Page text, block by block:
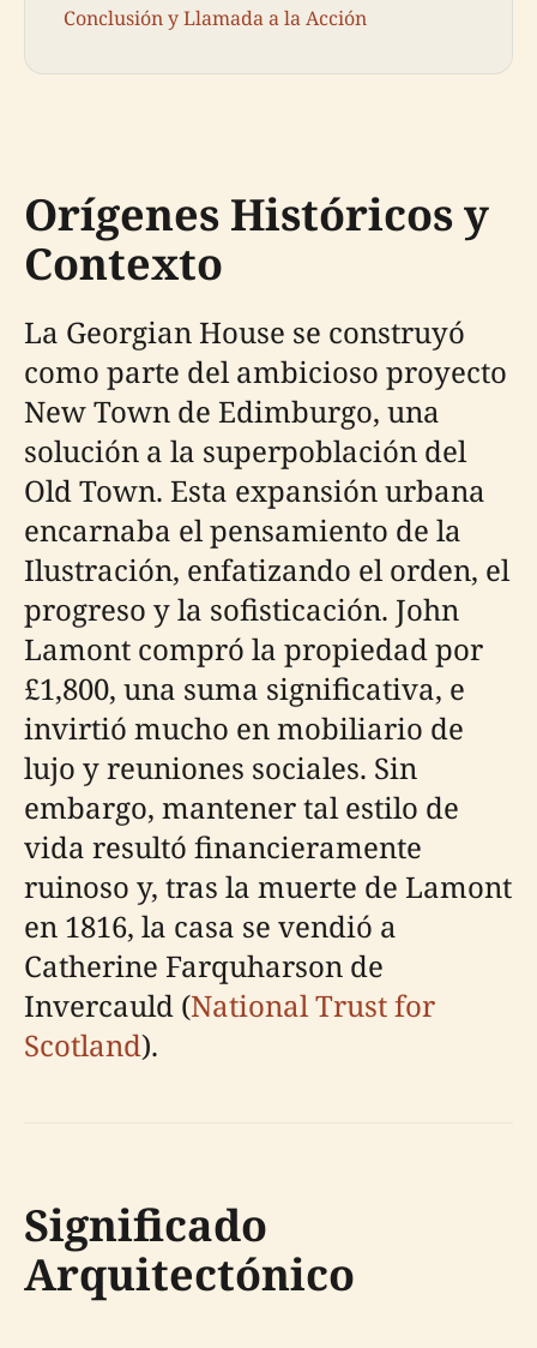
Conclusión y Llamada a la Acción
Orígenes Históricos y
Contexto
La Georgian House se construyó
como parte del ambicioso proyecto
New Town de Edimburgo, una
solución a la superpoblación del
Old Town. Esta expansión urbana
encarnaba el pensamiento de la
Ilustración, enfatizando el orden, el
progreso y la sofisticación. John
Lamont compró la propiedad por
£1,800, una suma significativa, e
invirtió mucho en mobiliario de
lujo y reuniones sociales. Sin
embargo, mantener tal estilo de
vida resultó financieramente
ruinoso y, tras la muerte de Lamont
en 1816, la casa se vendió a
Catherine Farquharson de
Invercauld (National Trust for
Scotland).
Significado
Arquitectónico